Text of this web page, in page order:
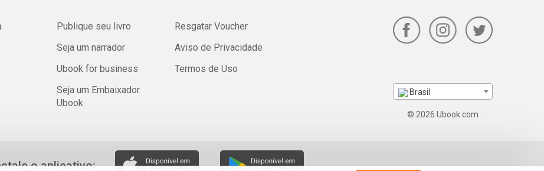
Publique seu livro
Seja um narrador
Ubook for business
Seja um Embaixador
Ubook
Resgatar Voucher
Aviso de Privacidade
Termos de Uso
Brasil
© 2026 Ubook.com
o aplicativo: